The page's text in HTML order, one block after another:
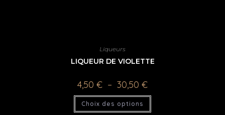
Liqueurs
LIQUEUR DE VIOLETTE
4,50 € – 30,50 €
Choix des options